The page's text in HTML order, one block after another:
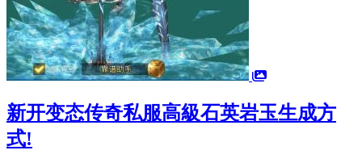
新开变态传奇私服高級石英岩玉生成方
式!